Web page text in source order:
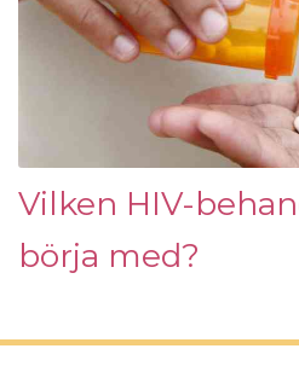
Vilken HIV-
börja med?